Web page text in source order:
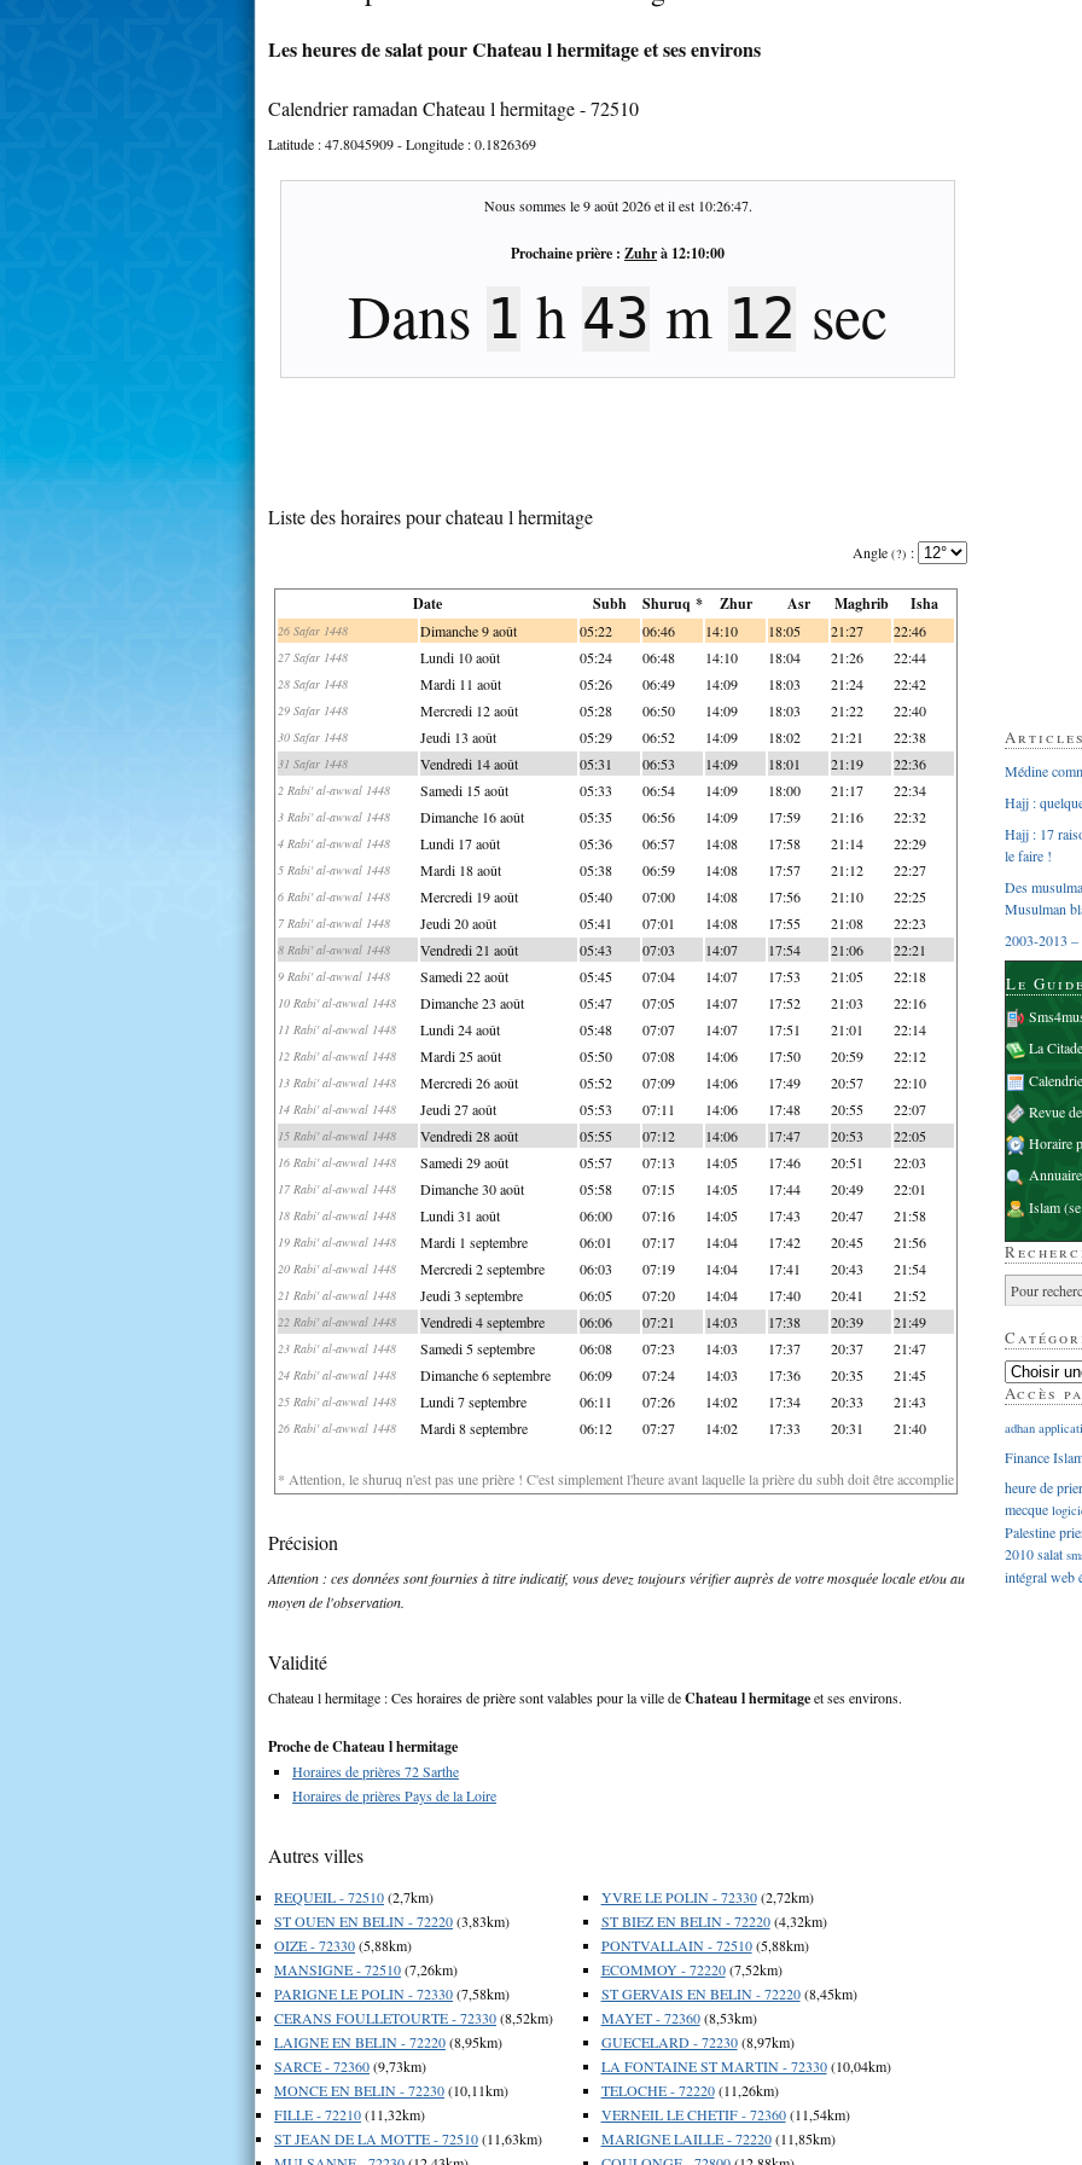
Les heures de salat pour Chateau l hermitage et ses environs
Calendrier ramadan Chateau l hermitage - 72510
Latitude :47.8045909- Longitude :0.1826369
Nous sommes le9 août 2026et il est 10:26:48.
Prochaine prière : Zuhrà 12:10:00
Dans 1 h 43 m 11 sec
Liste des horaires pour chateau l hermitage
Angle (?) :
Date Subh Shuruq * Zhur Asr Maghrib Isha
26 Safar 1448 Dimanche 9 août 05:22 06:46 14:10 18:05 21:27 22:46
27 Safar 1448 Lundi 10 août 05:24 06:48 14:10 18:04 21:26 22:44
28 Safar 1448 Mardi 11 août 05:26 06:49 14:09 18:03 21:24 22:42
29 Safar 1448 Mercredi 12 août 05:28 06:50 14:09 18:03 21:22 22:40
30 Safar 1448 Jeudi 13 août 05:29 06:52 14:09 18:02 21:21 22:38
31 Safar 1448 Vendredi 14 août 05:31 06:53 14:09 18:01 21:19 22:36
2 Rabi' al-awwal 1448 Samedi 15 août 05:33 06:54 14:09 18:00 21:17 22:34
3 Rabi' al-awwal 1448 Dimanche 16 août 05:35 06:56 14:09 17:59 21:16 22:32
4 Rabi' al-awwal 1448 Lundi 17 août 05:36 06:57 14:08 17:58 21:14 22:29
5 Rabi' al-awwal 1448 Mardi 18 août 05:38 06:59 14:08 17:57 21:12 22:27
6 Rabi' al-awwal 1448 Mercredi 19 août 05:40 07:00 14:08 17:56 21:10 22:25
7 Rabi' al-awwal 1448 Jeudi 20 août 05:41 07:01 14:08 17:55 21:08 22:23
8 Rabi' al-awwal 1448 Vendredi 21 août 05:43 07:03 14:07 17:54 21:06 22:21
9 Rabi' al-awwal 1448 Samedi 22 août 05:45 07:04 14:07 17:53 21:05 22:18
10 Rabi' al-awwal 1448 Dimanche 23 août 05:47 07:05 14:07 17:52 21:03 22:16
11 Rabi' al-awwal 1448 Lundi 24 août 05:48 07:07 14:07 17:51 21:01 22:14
12 Rabi' al-awwal 1448 Mardi 25 août 05:50 07:08 14:06 17:50 20:59 22:12
13 Rabi' al-awwal 1448 Mercredi 26 août 05:52 07:09 14:06 17:49 20:57 22:10
14 Rabi' al-awwal 1448 Jeudi 27 août 05:53 07:11 14:06 17:48 20:55 22:07
15 Rabi' al-awwal 1448 Vendredi 28 août 05:55 07:12 14:06 17:47 20:53 22:05
16 Rabi' al-awwal 1448 Samedi 29 août 05:57 07:13 14:05 17:46 20:51 22:03
17 Rabi' al-awwal 1448 Dimanche 30 août 05:58 07:15 14:05 17:44 20:49 22:01
18 Rabi' al-awwal 1448 Lundi 31 août 06:00 07:16 14:05 17:43 20:47 21:58
19 Rabi' al-awwal 1448 Mardi 1 septembre 06:01 07:17 14:04 17:42 20:45 21:56
20 Rabi' al-awwal 1448 Mercredi 2 septembre 06:03 07:19 14:04 17:41 20:43 21:54
21 Rabi' al-awwal 1448 Jeudi 3 septembre 06:05 07:20 14:04 17:40 20:41 21:52
22 Rabi' al-awwal 1448 Vendredi 4 septembre 06:06 07:21 14:03 17:38 20:39 21:49
23 Rabi' al-awwal 1448 Samedi 5 septembre 06:08 07:23 14:03 17:37 20:37 21:47
24 Rabi' al-awwal 1448 Dimanche 6 septembre 06:09 07:24 14:03 17:36 20:35 21:45
25 Rabi' al-awwal 1448 Lundi 7 septembre 06:11 07:26 14:02 17:34 20:33 21:43
26 Rabi' al-awwal 1448 Mardi 8 septembre 06:12 07:27 14:02 17:33 20:31 21:40
* Attention, le shuruq n'est pas une prière ! C'est simplement l'heure avant laquelle la prière du subh doit être accomplie
Précision
Attention : ces données sont fournies à titre indicatif, vous devez toujours vérifier auprès de votre mosquée locale et/ou au
moyen de l'observation.
Validité
Chateau l hermitage : Ces horaires de prière sont valables pour la ville deChateau l hermitageet ses environs.
Proche de Chateau l hermitage
Horaires de prières 72 Sarthe
Horaires de prières Pays de la Loire
Autres villes
REQUEIL - 72510(2,7km)
ST OUEN EN BELIN - 72220(3,83km)
OIZE - 72330(5,88km)
MANSIGNE - 72510(7,26km)
PARIGNE LE POLIN - 72330(7,58km)
CERANS FOULLETOURTE - 72330(8,52km)
LAIGNE EN BELIN - 72220(8,95km)
SARCE - 72360(9,73km)
MONCE EN BELIN - 72230(10,11km)
FILLE - 72210(11,32km)
ST JEAN DE LA MOTTE - 72510(11,63km)
YVRE LE POLIN - 72330(2,72km)
ST BIEZ EN BELIN - 72220(4,32km)
PONTVALLAIN - 72510(5,88km)
ECOMMOY - 72220(7,52km)
ST GERVAIS EN BELIN - 72220(8,45km)
MAYET - 72360(8,53km)
GUECELARD - 72230(8,97km)
LA FONTAINE ST MARTIN - 72330(10,04km)
TELOCHE - 72220(11,26km)
VERNEIL LE CHETIF - 72360(11,54km)
MARIGNE LAILLE - 72220(11,85km)
Médine
Hajj :
Hajj : 17
le faire !
Des
Musulman
2003-2013 –
Le
La
Revue
Horaire
Islam
Accès
adhan
Finance
heure de
mecque
Palestine
2010salat
intégralweb